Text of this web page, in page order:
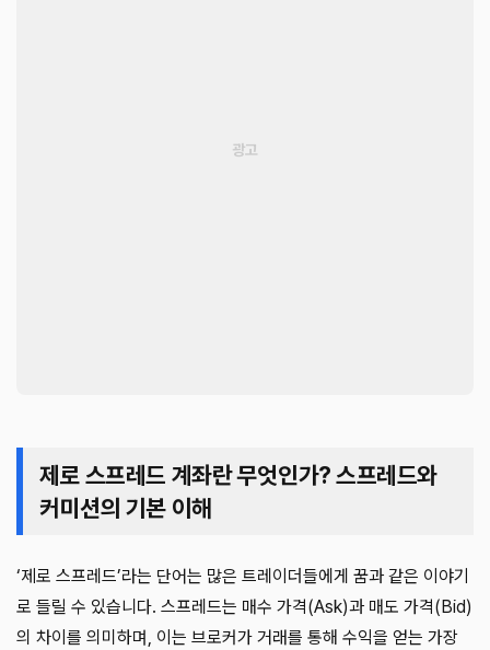
제로 스프레드 계좌란 무엇인가? 스프레드와
커미션의 기본 이해
‘제로 스프레드’라는 단어는 많은 트레이더들에게 꿈과 같은 이야기
로 들릴 수 있습니다. 스프레드는 매수 가격(Ask)과 매도 가격(Bid)
의 차이를 의미하며, 이는 브로커가 거래를 통해 수익을 얻는 가장